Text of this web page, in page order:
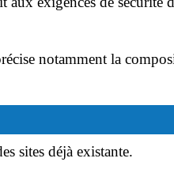
notamment la
sites déjà existante.